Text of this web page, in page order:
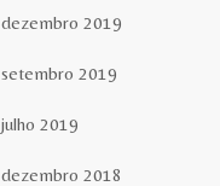
dezembro 2019
setembro 2019
julho 2019
dezembro 2018